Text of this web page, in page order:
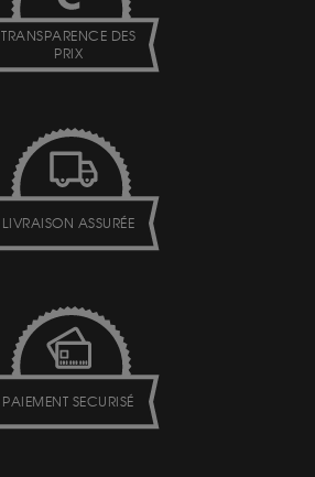
TRANSPARENCE DES
PRIX
LIVRAISON ASSURÉE
PAIEMENT SECURISÉ